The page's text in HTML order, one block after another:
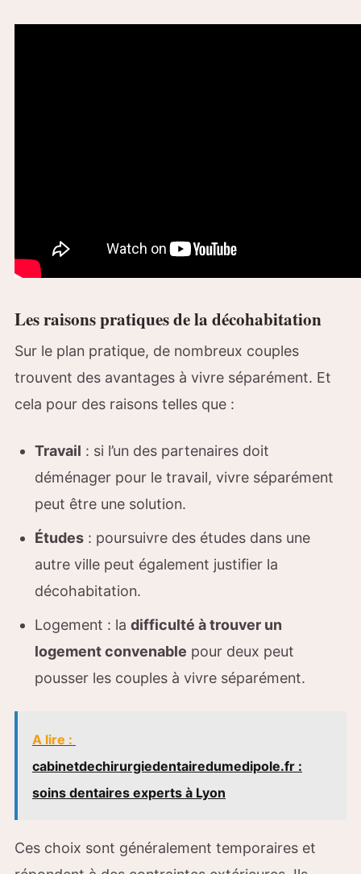
Les raisons pratiques de la décohabitation
Sur le plan pratique, de nombreux couples
trouvent des avantages à vivre séparément. Et
cela pour des raisons telles que :
Travail : si l’un des partenaires doit
déménager pour le travail, vivre séparément
peut être une solution.
Études : poursuivre des études dans une
autre ville peut également justifier la
décohabitation.
Logement : ladifficulté à trouver un
logement convenable pour deux peut
pousser les couples à vivre séparément.
A lire :
cabinetdechirurgiedentairedumedipole.fr :
soins dentaires experts à Lyon
Ces choix sont généralement temporaires et